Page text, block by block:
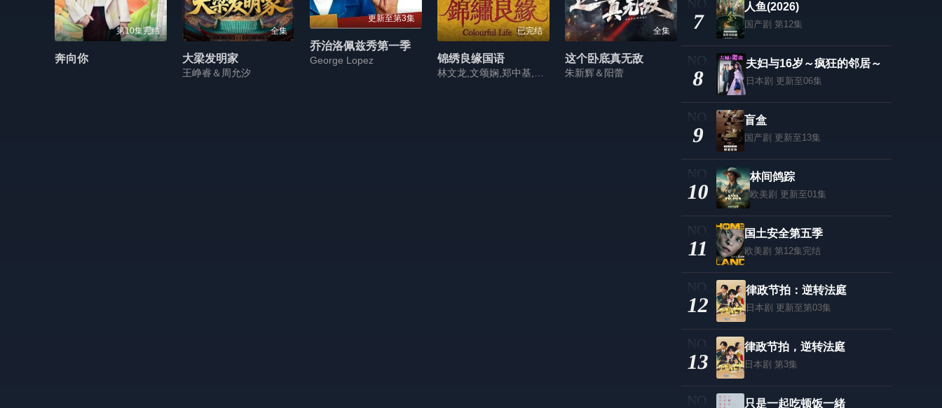
第10集完结
奔向你
全集
大梁发明家
王峥睿＆周允汐
更新至第3集
乔治洛佩兹秀第一季
George Lopez
已完结
锦绣良缘国语
全集
这个卧底真无敌
朱新辉＆阳蕾
7
人鱼(2026)
国产剧 第12集
8
夫妇与16岁～疯狂的邻居～
日本剧 更新至06集
9
盲盒
国产剧 更新至13集
10
林间鸽踪
欧美剧 更新至01集
11
国土安全第五季
欧美剧 第12集完结
12
律政节拍：逆转法庭
日本剧 更新至第03集
13
律政节拍，逆转法庭
日本剧 第3集
只是一起吃顿饭一緒